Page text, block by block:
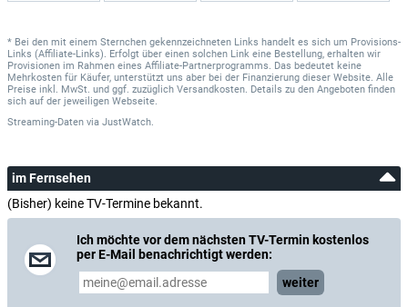
* Bei den mit einem Sternchen gekennzeichneten Links handelt es sich um Provisions-
Links (Affiliate-Links). Erfolgt über einen solchen Link eine Bestellung, erhalten wir
Provisionen im Rahmen eines Affiliate-Partnerprogramms. Das bedeutet keine
Mehrkosten für Käufer, unterstützt uns aber bei der Finanzierung dieser Website. Alle
Preise inkl. MwSt. und ggf. zuzüglich Versandkosten. Details zu den Angeboten finden
sich auf der jeweiligen Webseite.
Streaming-Daten via JustWatch.
im Fernsehen
(Bisher) keine TV-Termine bekannt.
Ich möchte vor dem nächsten TV-Termin kostenlos
per E-Mail benachrichtigt werden:
weiter